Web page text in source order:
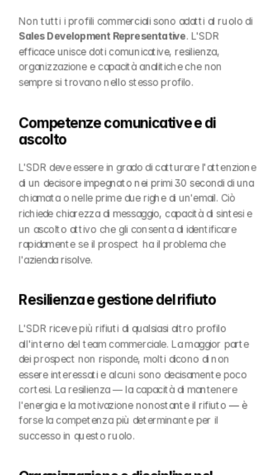
Non tutti i profili commerciali sono adatti al ruolo di
Sales Development Representative. L'SDR
efficace unisce doti comunicative, resilienza,
organizzazione e capacità analitiche che non
sempre si trovano nello stesso profilo.
Competenze comunicative e di
ascolto
L'SDR deve essere in grado di catturare l'attenzione
di un decisore impegnato nei primi 30 secondi di una
chiamata o nelle prime due righe di un'email. Ciò
richiede chiarezza di messaggio, capacità di sintesi e
un ascolto attivo che gli consenta di identificare
rapidamente se il prospect ha il problema che
l'azienda risolve.
Resilienza e gestione del rifiuto
L'SDR riceve più rifiuti di qualsiasi altro profilo
all'interno del team commerciale. La maggior parte
dei prospect non risponde, molti dicono di non
essere interessati e alcuni sono decisamente poco
cortesi. La resilienza — la capacità di mantenere
l'energia e la motivazione nonostante il rifiuto — è
forse la competenza più determinante per il
successo in questo ruolo.